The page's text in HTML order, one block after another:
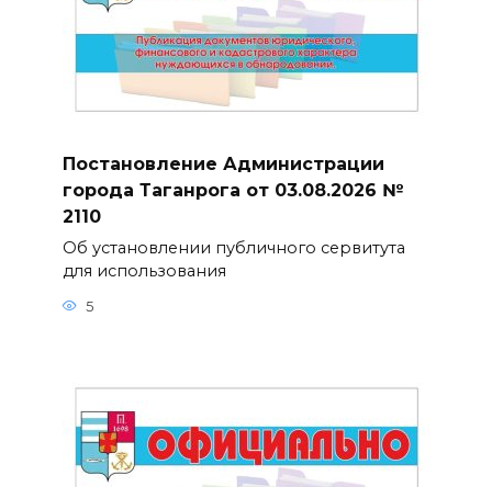
Постановление Администрации
города Таганрога от 03.08.2026 №
2110
Об установлении публичного сервитута
для использования
5